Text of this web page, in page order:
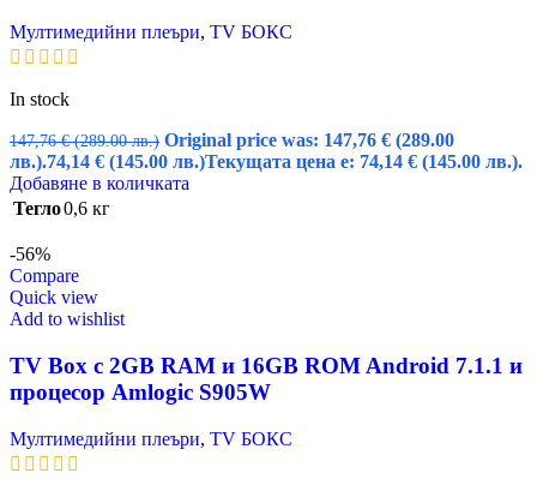
Мултимедийни плеъри, TV БОКС
In stock
147,76€ (289.00 лв.) Original price was: 147,76 € (289.00
лв.).74,14 € (145.00 лв.)Текущата цена е: 74,14 € (145.00 лв.).
Добавяне в количката
Тегло0,6 кг
-56%
Compare
Quick view
Add to wishlist
TV Box с 2GB RAM и 16GВ ROM Android 7.1.1 и
процесор Amlogic S905W
Мултимедийни плеъри, TV БОКС